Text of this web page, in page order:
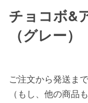
チョコボ&
（グレー）
ご注文から発送ま
（もし、他の商品